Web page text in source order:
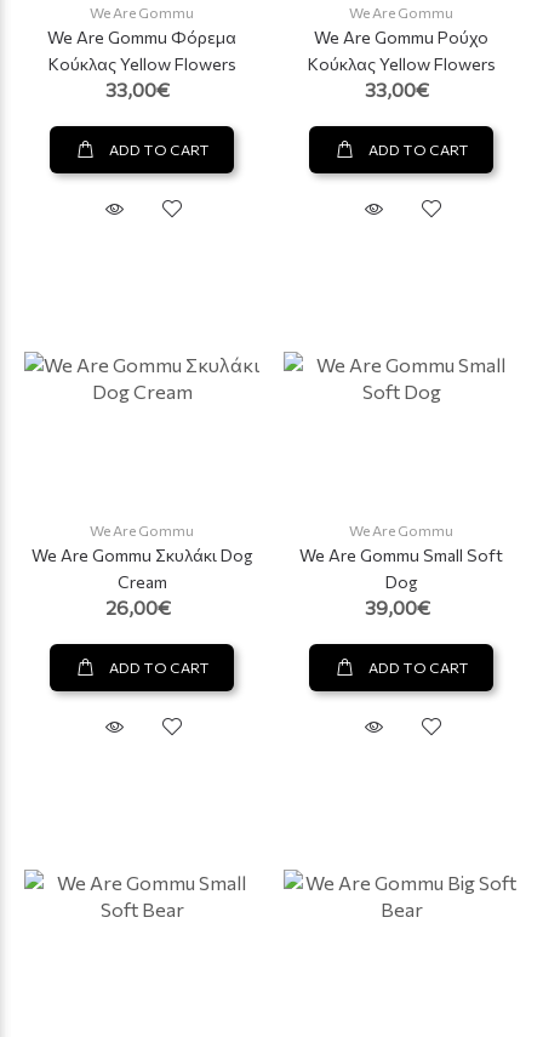
We Are Gommu
We Are Gommu Φόρεμα
Κούκλας Yellow Flowers
33,00€
ADD TO CART
We Are Gommu
We Are Gommu Ρούχο
Κούκλας Yellow Flowers
33,00€
ADD TO CART
We Are Gommu
We Are Gommu Σκυλάκι Dog
Cream
26,00€
ADD TO CART
We Are Gommu
We Are Gommu Small Soft
Dog
39,00€
ADD TO CART